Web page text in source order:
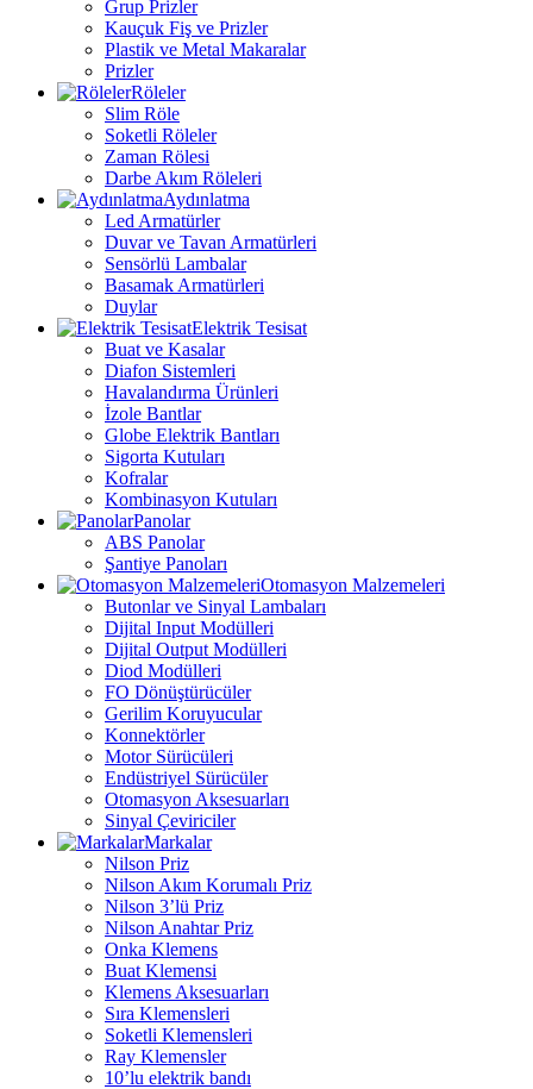
Grup Prizler
Kauçuk Fiş ve Prizler
Plastik ve Metal Makaralar
Prizler
Röleler
Slim Röle
Soketli Röleler
Zaman Rölesi
Darbe Akım Röleleri
Aydınlatma
Led Armatürler
Duvar ve Tavan Armatürleri
Sensörlü Lambalar
Basamak Armatürleri
Duylar
Elektrik Tesisat
Buat ve Kasalar
Diafon Sistemleri
Havalandırma Ürünleri
İzole Bantlar
Globe Elektrik Bantları
Sigorta Kutuları
Kofralar
Kombinasyon Kutuları
Panolar
ABS Panolar
Şantiye Panoları
Otomasyon Malzemeleri
Butonlar ve Sinyal Lambaları
Dijital Input Modülleri
Dijital Output Modülleri
Diod Modülleri
FO Dönüştürücüler
Gerilim Koruyucular
Konnektörler
Motor Sürücüleri
Endüstriyel Sürücüler
Otomasyon Aksesuarları
Sinyal Çeviriciler
Markalar
Nilson Priz
Nilson Akım Korumalı Priz
Nilson 3’lü Priz
Nilson Anahtar Priz
Onka Klemens
Buat Klemensi
Klemens Aksesuarları
Sıra Klemensleri
Soketli Klemensleri
Ray Klemensler
10’lu elektrik bandı